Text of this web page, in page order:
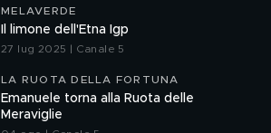
MELAVERDE
Il limone dell'Etna Igp
27 lug 2025 | Canale 5
LA RUOTA DELLA FORTUNA
Emanuele torna alla Ruota delle
Meraviglie